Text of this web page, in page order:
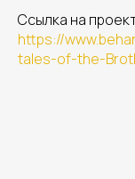
Ссылка на
https://
tales-of-the-